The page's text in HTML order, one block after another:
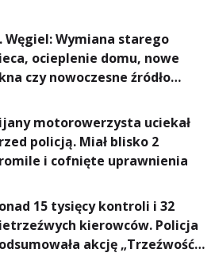
Węgiel: Wymiana starego
ocieplenie domu, nowe
czy nowoczesne źródło
za energię, lepszy
komfort życia i... czystsze
motorowerzysta uciekał
policją. Miał blisko 2
i cofnięte uprawnienia
15 tysięcy kontroli i 32
kierowców. Policja
akcję „Trzeźwość”